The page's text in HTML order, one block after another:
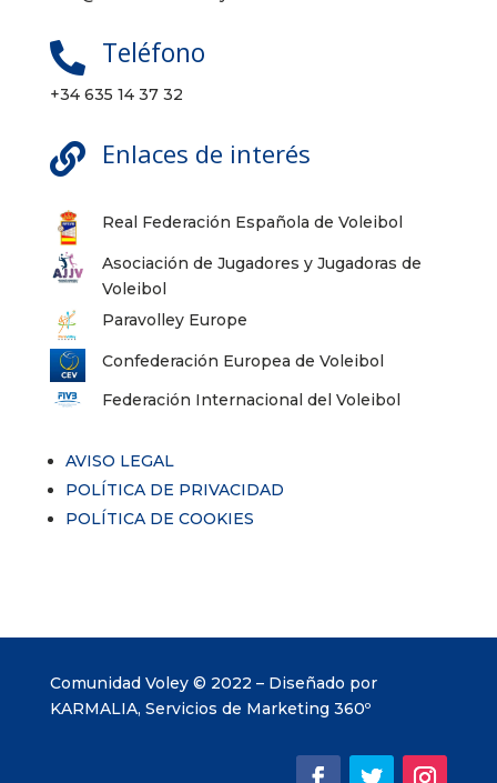
 Teléfono
+34 635 14 37 32
 Enlaces de interés
Real Federación Española de Voleibol
Asociación de Jugadores y Jugadoras de
Voleibol
Paravolley Europe
Confederación Europea de Voleibol
Federación Internacional del Voleibol
AVISO LEGAL
POLÍTICA DE PRIVACIDAD
POLÍTICA DE COOKIES
Comunidad Voley © 2022 – Diseñado por
KARMALIA, Servicios de Marketing 360º